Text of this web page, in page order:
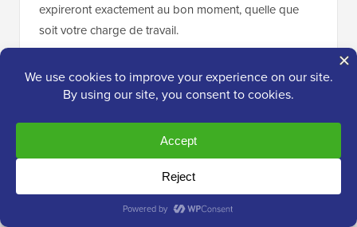
expireront exactement au bon moment, quelle que
soit votre charge de travail.
flux de travail automatisé
peut également vous
faire gagner beaucoup de temps et d'efforts, il est